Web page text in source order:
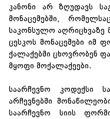
კანონი არ ზღუდავს
მონაცემებში,
საკონსულო აღრიცხვაზე
ცესკოს მონაცემები იმ
ქალაქებში ცხოვრობენ
მყოფი მოქალაქეები.
საარჩევნო კოდექსი
არჩევნებში
საარჩევნო სიის